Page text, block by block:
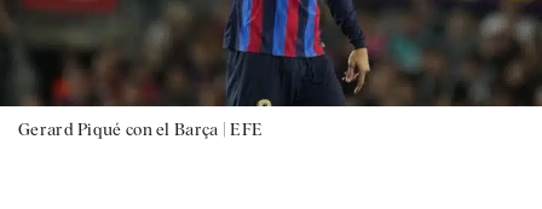
Gerard Piqué con el Barça |EFE